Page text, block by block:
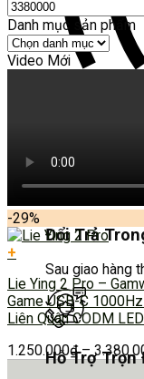
Đổi Trả
Sau giao hàng
Hỗ Trợ Trọn
Danh mục sản phẩm
Video Mới
-29%
+
Lie Ying 2 Pro –
Game USB-C
Liên Quân CODM
1.250.000₫–